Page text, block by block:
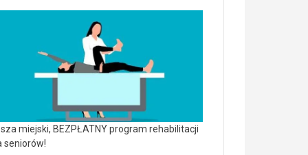
miejski, BEZPŁATNY program rehabilitacji
seniorów!